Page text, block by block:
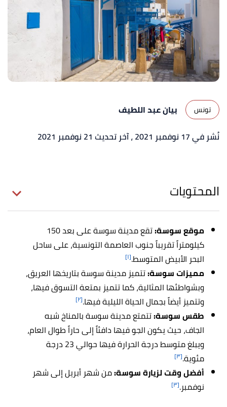
تونس
بيان عبد اللطيف
نُشر في 17 نوفمبر 2021
، آخر تحديث 21 نوفمبر 2021
المحتويات
موقع سوسة:
تقع مدينة سوسة على بعد 150
كيلومتراً تقريباً جنوب العاصمة التونسية، على ساحل
البحر الأبيض المتوسط.[١]
مميزات سوسة:تتميز مدينة سوسة بتاريخها العريق،
وبشواطئها المثالية، كما تتميز بمتعة التسوق فيها،
وتتميز أيضاً بجمال الحياة الليلية فيها.[٢]
طقس سوسة:تتمتع مدينة سوسة بالمناخ شبه
الجاف، حيث يكون الجو فيها دافئاً إلى حاراً طوال العام،
ويبلغ متوسط درجة الحرارة فيها حوالي 23 درجة
مئوية.[٣]
أفضل وقت لزيارة سوسة:من شهر أبريل إلى شهر
نوفمبر.[٣]